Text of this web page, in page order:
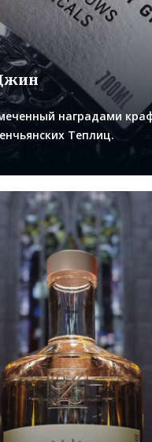
наградами
Теплиц.